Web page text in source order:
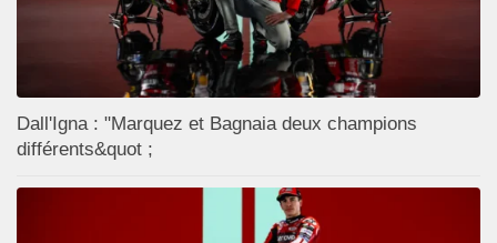
Dall'Igna : "Marquez et Bagnaia deux champions
différents&quot ;